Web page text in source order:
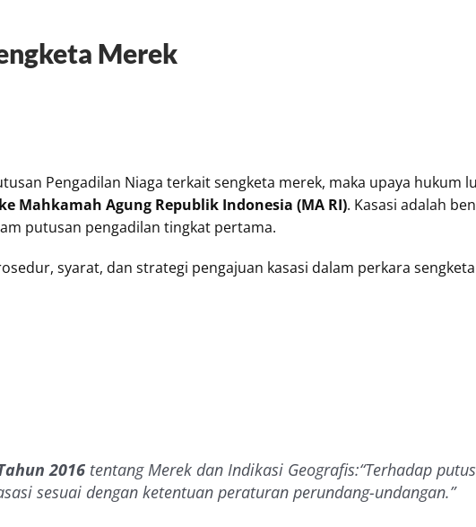
Merek
Pengadilan Niaga terkait sengketa merek, maka upaya hukum
Mahkamah Agung Republik Indonesia (MA RI). Kasasi adalah
putusan pengadilan tingkat pertama.
syarat, dan strategi pengajuan kasasi dalam perkara
2016 tentang Merek dan Indikasi Geografis:“Terhadap
sesuai dengan ketentuan peraturan perundang-undangan.”